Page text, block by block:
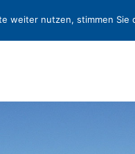
MORE
weiter nutzen, stimmen